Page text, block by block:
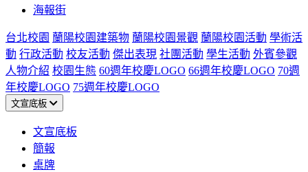
海報街
台北校園 蘭陽校園建築物 蘭陽校園景觀 蘭陽校園活動 學術活
動 行政活動 校友活動 傑出表現 社團活動 學生活動 外賓參觀
人物介紹 校園生態 60週年校慶LOGO 66週年校慶LOGO 70週
年校慶LOGO 75週年校慶LOGO
文宣底板
文宣底板
簡報
桌牌